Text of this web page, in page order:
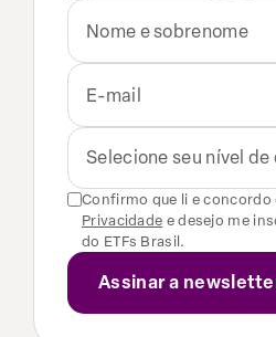
Selecione seu nível
Confirmo que li e concordo
Privacidade e desejo me
do ETFs Brasil.